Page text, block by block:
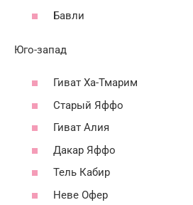
Бавли
Юго-запад
Гиват Ха-Тмарим
Старый Яффо
Гиват Алия
Дакар Яффо
Тель Кабир
Неве Офер